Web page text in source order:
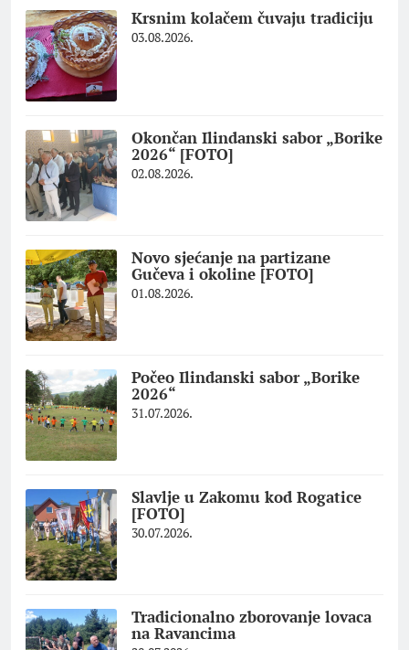
Krsnim kolačem čuvaju tradiciju
03.08.2026.
Okončan Ilindanski sabor „Borike
2026“ [FOTO]
02.08.2026.
Novo sjećanje na partizane
Gučeva i okoline [FOTO]
01.08.2026.
Počeo Ilindanski sabor „Borike
2026“
31.07.2026.
Slavlje u Zakomu kod Rogatice
[FOTO]
30.07.2026.
Tradicionalno zborovanje lovaca
na Ravancima